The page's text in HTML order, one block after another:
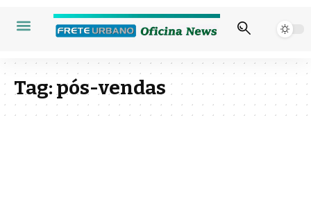
Tag:pós-vendas